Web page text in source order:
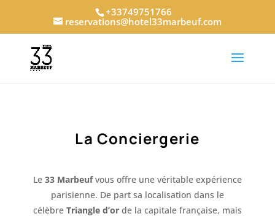
+33749751766
reservations@hotel33marbeuf.com
La Conciergerie
Le 33 Marbeuf vous offre une véritable expérience
parisienne. De part sa localisation dans le
célèbre Triangle d’or de la capitale française, mais